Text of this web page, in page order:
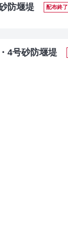
防堰堤 配布終了
4号砂防堰堤